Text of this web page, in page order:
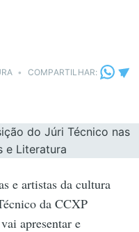
• COMPARTILHAR:
e artistas da cultura
da CCXP
apresentar e